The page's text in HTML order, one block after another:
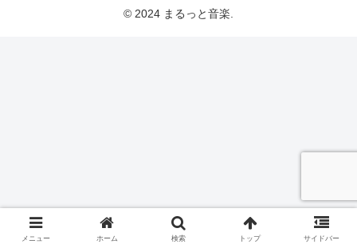
© 2024 まるっと音楽.
メニュー ホーム 検索 トップ サイドバー